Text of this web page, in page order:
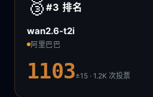
🥉 #3排名
wan2.6-t2i
阿里巴巴
1103±15 · 1.2K次投票